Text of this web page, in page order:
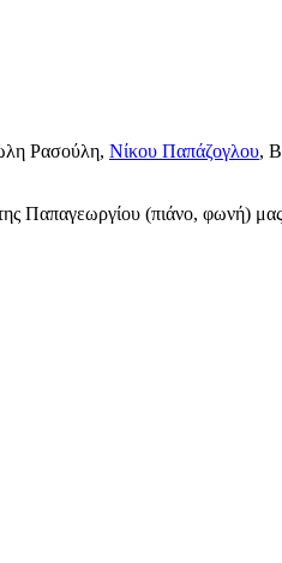
Ρασούλη, Νίκου Παπάζογλου,
Παπαγεωργίου (πιάνο, φωνή) μας